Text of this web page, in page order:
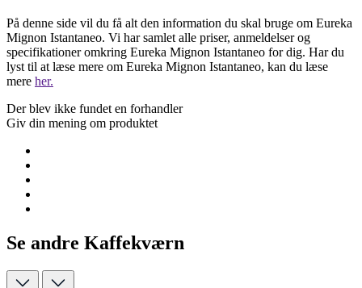
På denne side vil du få alt den information du skal bruge om Eureka
Mignon Istantaneo. Vi har samlet alle priser, anmeldelser og
specifikationer omkring Eureka Mignon Istantaneo for dig. Har du
lyst til at læse mere om Eureka Mignon Istantaneo, kan du læse
mere her.
Der blev ikke fundet en forhandler
Giv din mening om produktet
Se andre Kaffekværn